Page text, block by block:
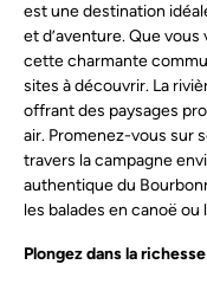
est une destination
et d’aventure. Que
cette charmante
sites à découvrir. La
offrant des paysages
air. Promenez-vous sur
travers la campagne
authentique du
les balades en canoë
Plongez dans la